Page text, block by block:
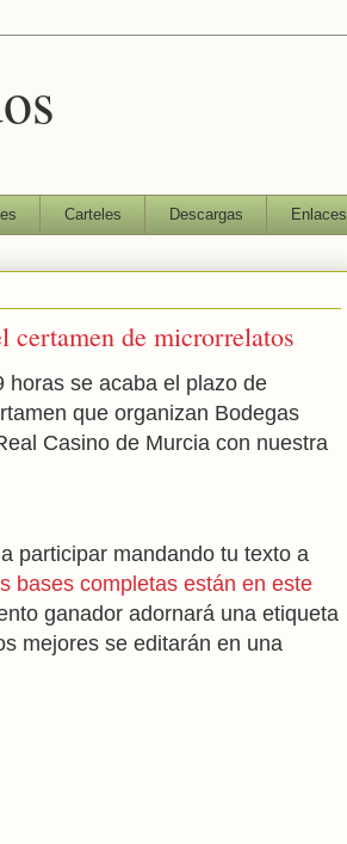
Carteles Descargas Enlaces
certamen de microrrelatos
horas se acaba el plazo de
que organizan Bodegas
Casino de Murcia con nuestra
participar mandando tu texto a
bases completas están en este
ganador adornará una etiqueta
mejores se editarán en una